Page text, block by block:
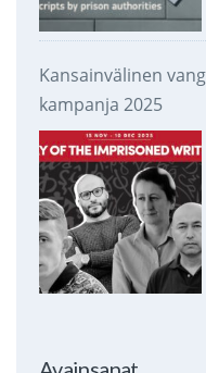
Kansainvälinen
kampanja 2025